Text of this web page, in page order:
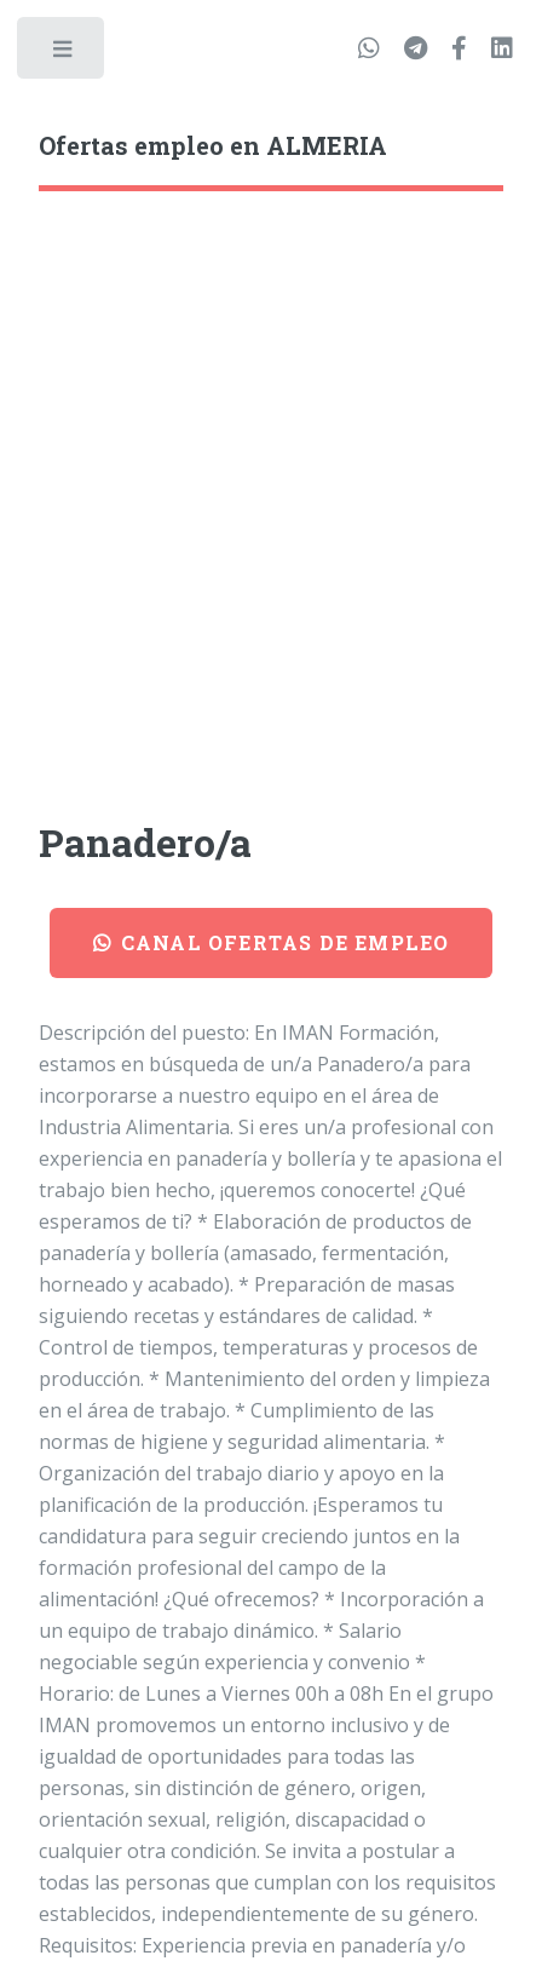
Ofertas empleo en ALMERIA
Panadero/a
CANAL OFERTAS DE EMPLEO
Descripción del puesto: En IMAN Formación,
estamos en búsqueda de un/a Panadero/a para
incorporarse a nuestro equipo en el área de
Industria Alimentaria. Si eres un/a profesional con
experiencia en panadería y bollería y te apasiona el
trabajo bien hecho, ¡queremos conocerte! ¿Qué
esperamos de ti? * Elaboración de productos de
panadería y bollería (amasado, fermentación,
horneado y acabado). * Preparación de masas
siguiendo recetas y estándares de calidad. *
Control de tiempos, temperaturas y procesos de
producción. * Mantenimiento del orden y limpieza
en el área de trabajo. * Cumplimiento de las
normas de higiene y seguridad alimentaria. *
Organización del trabajo diario y apoyo en la
planificación de la producción. ¡Esperamos tu
candidatura para seguir creciendo juntos en la
formación profesional del campo de la
alimentación! ¿Qué ofrecemos? * Incorporación a
un equipo de trabajo dinámico. * Salario
negociable según experiencia y convenio *
Horario: de Lunes a Viernes 00h a 08h En el grupo
IMAN promovemos un entorno inclusivo y de
igualdad de oportunidades para todas las
personas, sin distinción de género, origen,
orientación sexual, religión, discapacidad o
cualquier otra condición. Se invita a postular a
todas las personas que cumplan con los requisitos
establecidos, independientemente de su género.
Requisitos: Experiencia previa en panadería y/o